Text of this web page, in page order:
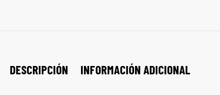
DESCRIPCIÓN INFORMACIÓN ADICIONAL